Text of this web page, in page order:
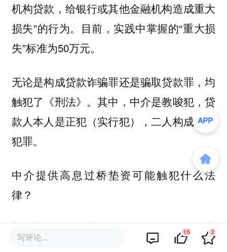
机构贷款，给银行或其他金融机构造成重大
损失”的行为。目前，实践中掌握的“重大损
失”标准为50万元。
无论是构成贷款诈骗罪还是骗取贷款罪，均
触犯了《刑法》。其中，中介是教唆犯，贷
款人本人是正犯（实行犯），二人构成共同
犯罪。
中介提供高息过桥垫资可能触犯什么法
律？
刘欣表示，如果中介没有取得金融机构经营
许可证，则提供高息过桥垫资的行为可能触
写评论... 15 2